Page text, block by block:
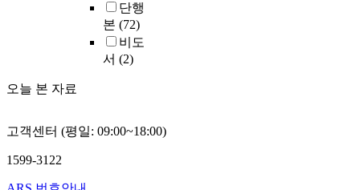
단행
본 (72)
비도
서 (2)
오늘 본 자료
고객센터 (평일: 09:00~18:00)
1599-3122